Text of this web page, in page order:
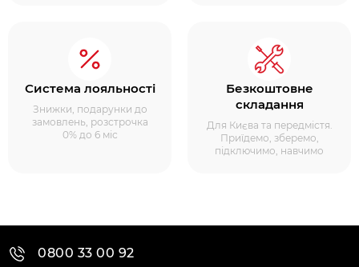
Система лояльності
Знижки, подарунки до
замовлень, розстрочка
0% до 6 міс
Безкоштовне
складання
Для Києва та передмістя.
Приїдемо, зберемо,
підключимо, навчимо
0800 33 00 92